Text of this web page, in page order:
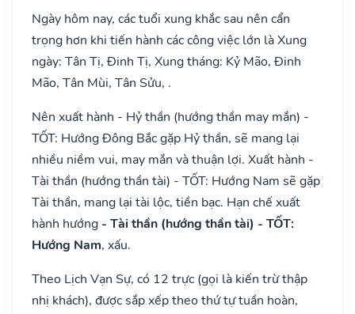
Ngày hôm nay, các tuổi xung khắc sau nên cẩn
trọng hơn khi tiến hành các công việc lớn là Xung
ngày: Tân Tị, Đinh Tị, Xung tháng: Kỷ Mão, Đinh
Mão, Tân Mùi, Tân Sửu, .
Nên xuất hành - Hỷ thần (hướng thần may mắn) -
TỐT: Hướng Đông Bắc gặp Hỷ thần, sẽ mang lại
nhiều niềm vui, may mắn và thuận lợi. Xuất hành -
Tài thần (hướng thần tài) - TỐT: Hướng Nam sẽ gặp
Tài thần, mang lại tài lộc, tiền bạc. Hạn chế xuất
hành hướng - Tài thần (hướng thần tài) - TỐT:
Hướng Nam, xấu.
Theo Lịch Vạn Sự, có 12 trực (gọi là kiến trừ thập
nhị khách), được sắp xếp theo thứ tự tuần hoàn,